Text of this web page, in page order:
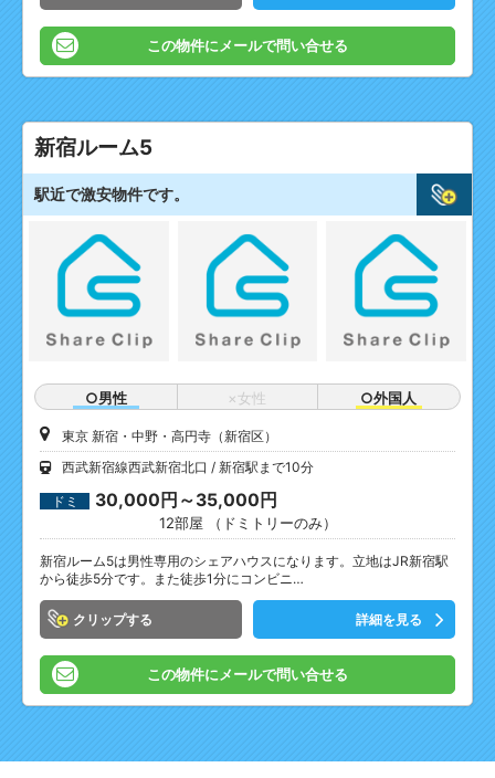
この物件にメールで問い合せる
新宿ルーム5
駅近で激安物件です。
○男性 ×女性 ○外国人
東京 新宿・中野・高円寺（新宿区）
西武新宿線西武新宿北口
新宿駅まで10分
ドミ 30,000円～35,000円
12部屋 （ドミトリーのみ）
新宿ルーム5は男性専用のシェアハウスになります。立地はJR新宿駅
から徒歩5分です。また徒歩1分にコンビニ…
クリップ 詳細を見る
この物件にメールで問い合せる